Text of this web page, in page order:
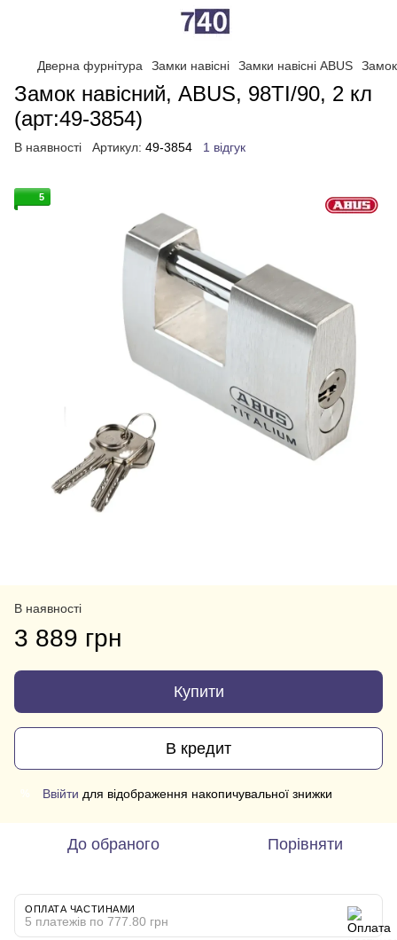
Дверна фурнітура Замки навісні Замки навісні ABUS
Замок навісний, ABUS, 98TI/90, 2 кл
(арт:49-3854)
В наявності Артикул: 49-3854 1 відгук
5
В наявності
3 889 грн
Купити
В кредит
Ввійти для відображення накопичувальної знижки
До обраного Порівняти
ОПЛАТА ЧАСТИНАМИ
5 платежів по 777.80 грн